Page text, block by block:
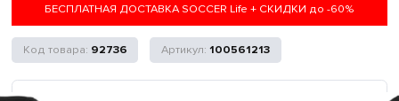
БЕСПЛАТНАЯ ДОСТАВКА SOCCER Life + СКИДКИ до -60%
92736 100561213